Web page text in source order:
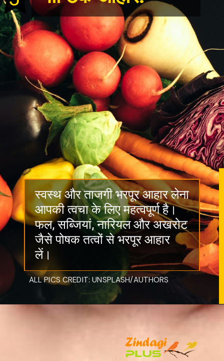
स्वस्थ और ताजगी भरपूर आहार लेना
आपकी त्वचा के लिए महत्वपूर्ण है।
फल, सब्जियां, नारियल और अखरोट
जैसे पोषक तत्वों से भरपूर आहार
लें।
ALL PICS CREDIT: UNSPLASH/AUTHORS